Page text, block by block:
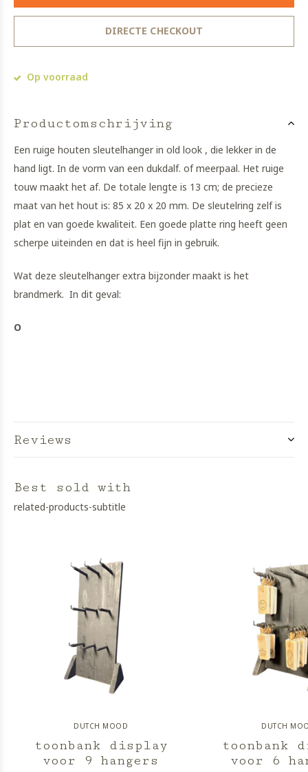
DIRECTE CHECKOUT
Op voorraad
Productomschrijving
Een ruige houten sleutelhanger in old look , die lekker in de
hand ligt. In de vorm van een dukdalf. of meerpaal. Het ruige
touw maakt het af. De totale lengte is 13 cm; de precieze
maat van het hout is: 85 x 20 x 20 mm. De sleutelring zelf is
plat en van goede kwaliteit. Een goede platte ring heeft geen
scherpe uiteinden en dat is heel fijn in gebruik.
Wat deze sleutelhanger extra bijzonder maakt is het
brandmerk. In dit geval:
O
Reviews
Best sold with
related-products-subtitle
DUTCH MOOD
toonbank display
voor 9 hangers
DUTCH
toonbank
voor 6